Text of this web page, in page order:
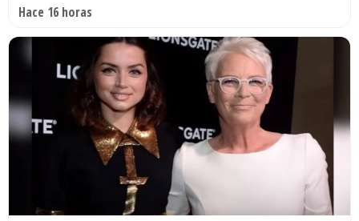
Hace 16 horas